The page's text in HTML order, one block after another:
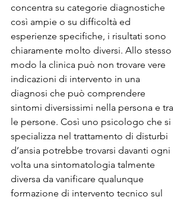
concentra su categorie diagnostiche
così ampie o su difficoltà ed
esperienze specifiche, i risultati sono
chiaramente molto diversi. Allo stesso
modo la clinica può non trovare vere
indicazioni di intervento in una
diagnosi che può comprendere
sintomi diversissimi nella persona e tra
le persone. Così uno psicologo che si
specializza nel trattamento di disturbi
d’ansia potrebbe trovarsi davanti ogni
volta una sintomatologia talmente
diversa da vanificare qualunque
formazione di intervento tecnico sul